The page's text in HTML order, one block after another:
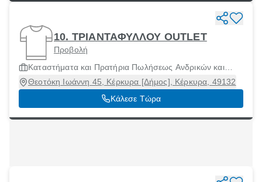
10. ΤΡΙΑΝΤΑΦΥΛΛΟΥ OUTLET
Προβολή
Καταστήματα και Πρατήρια Πωλήσεως Ανδρικών και
Γυναίκειων Ενδυμάτων και Αξεσουάρ
Θεοτόκη Ιωάννη 45, Κέρκυρα [Δήμος], Κέρκυρα, 49132
Κάλεσε Τώρα